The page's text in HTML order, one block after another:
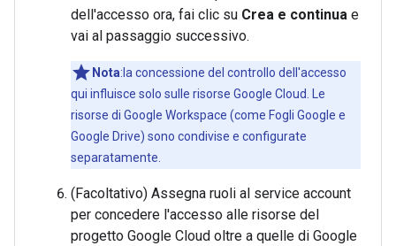
dell'accesso ora, fai clic su Crea e continua e
vai al passaggio successivo.
Nota:la concessione del controllo dell'accesso
qui influisce solo sulle risorse Google Cloud. Le
risorse di Google Workspace (come Fogli Google e
Google Drive) sono condivise e configurate
separatamente.
(Facoltativo) Assegna ruoli al service account
per concedere l'accesso alle risorse del
progetto Google Cloud oltre a quelle di Google